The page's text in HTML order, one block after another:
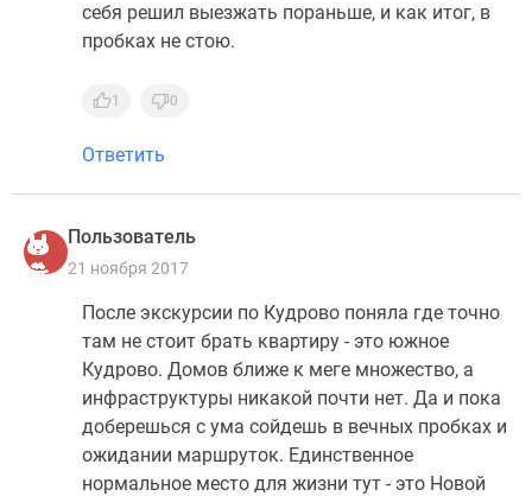
себя решил выезжать пораньше, и как итог, в
пробках не стою.
1 0
Ответить
Пользователь
21 ноября 2017
После экскурсии по Кудрово поняла где точно
там не стоит брать квартиру - это южное
Кудрово. Домов ближе к меге множество, а
инфраструктуры никакой почти нет. Да и пока
доберешься с ума сойдешь в вечных пробках и
ожидании маршруток. Единственное
нормальное место для жизни тут - это Новой